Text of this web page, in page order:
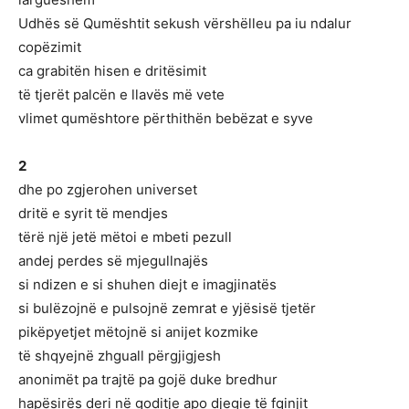
Udhës së Qumështit sekush vërshëlleu pa iu ndalur
copëzimit
ca grabitën hisen e dritësimit
të tjerët palcën e llavës më vete
vlimet qumështore përthithën bebëzat e syve
2
dhe po zgjerohen universet
dritë e syrit të mendjes
tërë një jetë mëtoi e mbeti pezull
andej perdes së mjegullnajës
si ndizen e si shuhen diejt e imagjinatës
si bulëzojnë e pulsojnë zemrat e yjësisë tjetër
pikëpyetjet mëtojnë si anijet kozmike
të shqyejnë zhguall përgjigjesh
anonimët pa trajtë pa gojë duke bredhur
hapësirës deri në goditje apo djegie të fqinjit